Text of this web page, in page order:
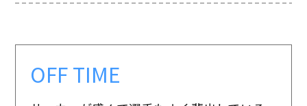
OFF TIME